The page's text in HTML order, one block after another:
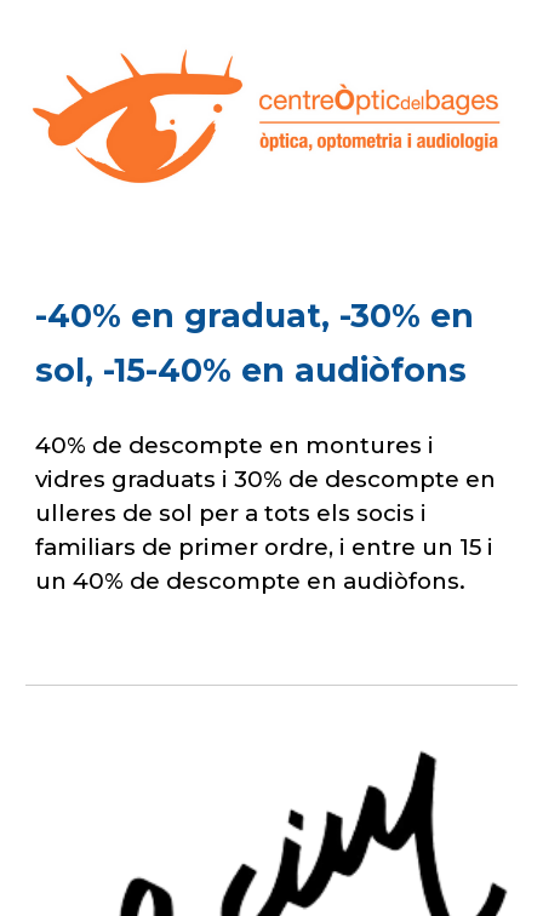
-40% en graduat, -30% en
sol, -15-40% en audiòfons
40% de descompte en montures i
vidres graduats i 30% de descompte en
ulleres de sol per a tots els socis i
familiars de primer ordre, i entre un 15 i
un 40% de descompte en audiòfons.